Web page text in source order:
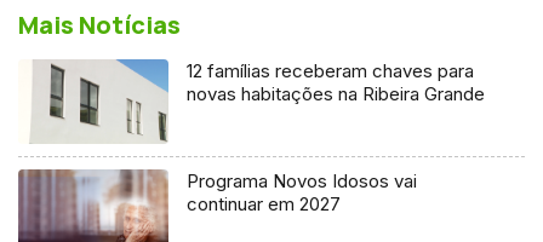
Mais Notícias
12 famílias receberam chaves para
novas habitações na Ribeira Grande
Programa Novos Idosos vai
continuar em 2027